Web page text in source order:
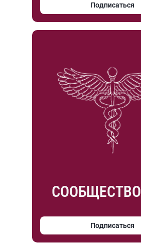
Подписаться
Подписаться